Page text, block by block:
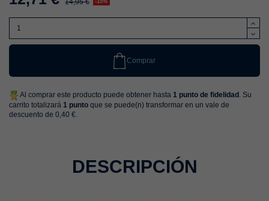
Comprar
Al comprar este producto puede obtener hasta 1 punto de fidelidad. Su
carrito totalizará 1 punto que se puede(n) transformar en un vale de
descuento de 0,40 €
DESCRIPCIÓN